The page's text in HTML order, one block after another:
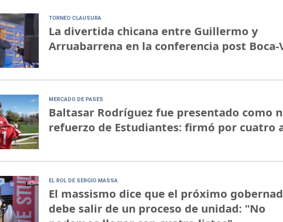
TORNEO CLAUSURA
La divertida chicana entre Guillermo y
Arruabarrena en la conferencia post Boca-
MERCADO DE PASES
Baltasar Rodríguez fue presentado como
refuerzo de Estudiantes: firmó por cuatro
EL ROL DE SERGIO MASSA
El massismo dice que el próximo
debe salir de un proceso de unidad: "No